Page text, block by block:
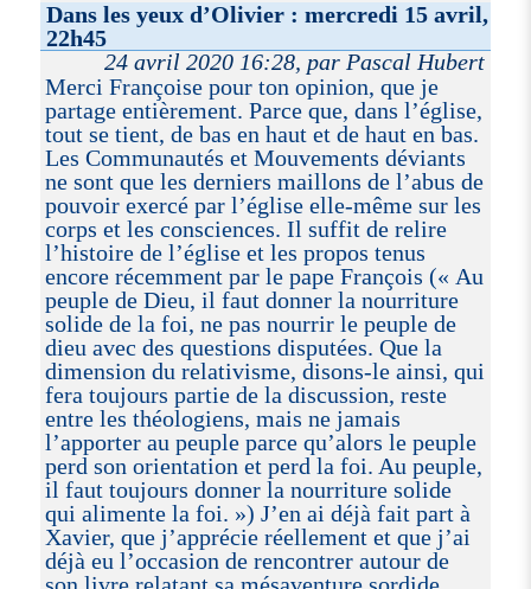
Dans les yeux d’Olivier : mercredi 15 avril,
22h45
24 avril 2020 16:28, par Pascal Hubert
Merci Françoise pour ton opinion, que je
partage entièrement. Parce que, dans l’église,
tout se tient, de bas en haut et de haut en bas.
Les Communautés et Mouvements déviants
ne sont que les derniers maillons de l’abus de
pouvoir exercé par l’église elle-même sur les
corps et les consciences. Il suffit de relire
l’histoire de l’église et les propos tenus
encore récemment par le pape François (« Au
peuple de Dieu, il faut donner la nourriture
solide de la foi, ne pas nourrir le peuple de
dieu avec des questions disputées. Que la
dimension du relativisme, disons-le ainsi, qui
fera toujours partie de la discussion, reste
entre les théologiens, mais ne jamais
l’apporter au peuple parce qu’alors le peuple
perd son orientation et perd la foi. Au peuple,
il faut toujours donner la nourriture solide
qui alimente la foi. ») J’en ai déjà fait part à
Xavier, que j’apprécie réellement et que j’ai
déjà eu l’occasion de rencontrer autour de